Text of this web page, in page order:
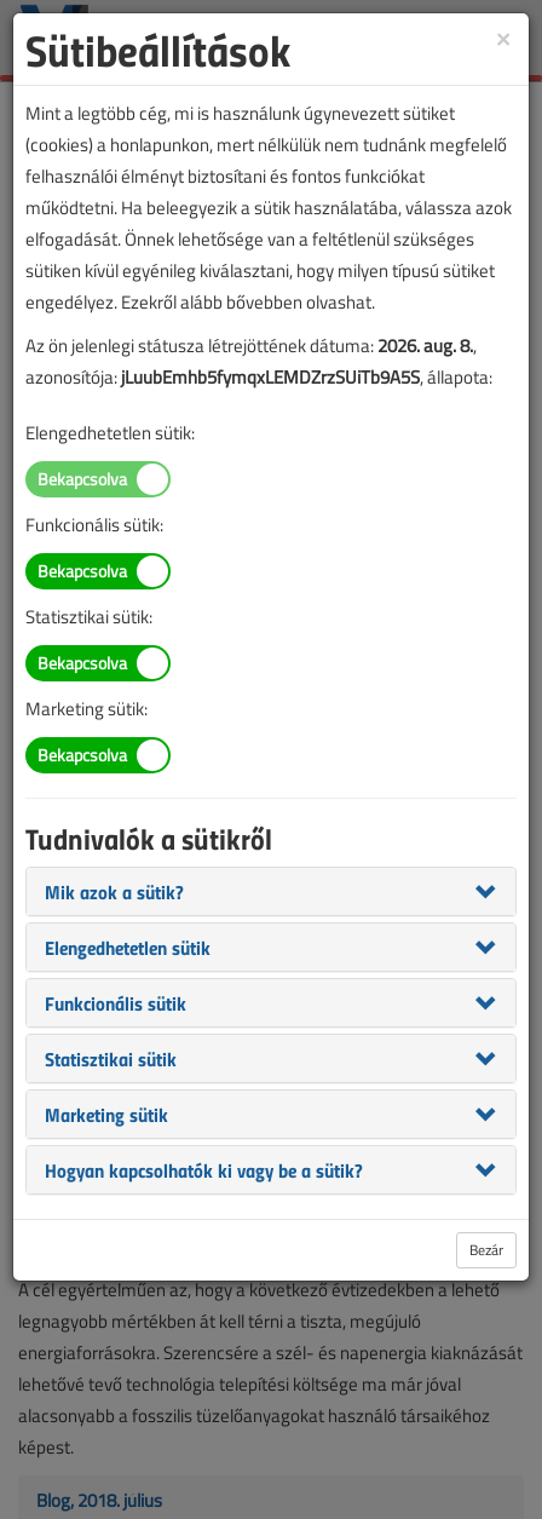
Toggle
Kósa Krisztina
4092 |
Kósa Krisztina cikkei
49cikk. Lapozó: 1 2
4 fontos adat a megújulókról
A cél egyértelműen az, hogy a következő évtizedekben a lehető
legnagyobb mértékben át kell térni a tiszta, megújuló
energiaforrásokra. Szerencsére a szél- és napenergia kiaknázását
lehetővé tevő technológia telepítési költsége ma már jóval
alacsonyabb a fosszilis tüzelőanyagokat használó társaikéhoz
képest.
Blog, 2018. július
×
Sütibeállítások
Mint a legtöbb cég, mi is használunk úgynevezett sütiket
(cookies) a honlapunkon, mert nélkülük nem tudnánk megfelelő
felhasználói élményt biztosítani és fontos funkciókat
működtetni. Ha beleegyezik a sütik használatába, válassza azok
elfogadását. Önnek lehetősége van a feltétlenül szükséges
sütiken kívül egyénileg kiválasztani, hogy milyen típusú sütiket
engedélyez. Ezekről alább bővebben olvashat.
Az ön jelenlegi státusza létrejöttének dátuma:2026. aug. 8.,
azonosítója:jLuubEmhb5fymqxLEMDZrzSUiTb9A5S, állapota:
Elengedhetetlen sütik:
Funkcionális sütik:
Statisztikai sütik:
Marketing sütik:
Tudnivalók a sütikről
Mik azok a sütik?
Elengedhetetlen sütik
Funkcionális sütik
Statisztikai sütik
Marketing sütik
Hogyan kapcsolhatók ki vagy be a sütik?
Bezár